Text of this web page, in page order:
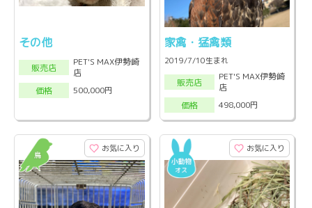
その他
販売店
PET'S MAX伊勢崎
店
価格
500,000円
家禽・猛禽類
2019/7/10生まれ
販売店
PET'S MAX伊勢崎
店
価格
498,000円
お気に入り お気に入り